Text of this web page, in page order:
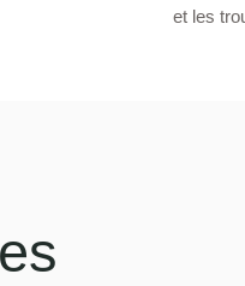
et les